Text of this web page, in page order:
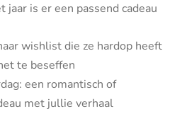
is er een passend cadeau
wishlist die ze hardop heeft
te beseffen
een romantisch of
met jullie verhaal